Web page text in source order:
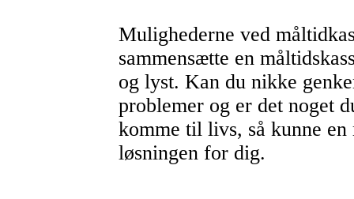
Mulighederne ved
sammensætte en
og lyst. Kan du nikke
problemer og er det noget
komme til livs, så kunne
løsningen for dig.